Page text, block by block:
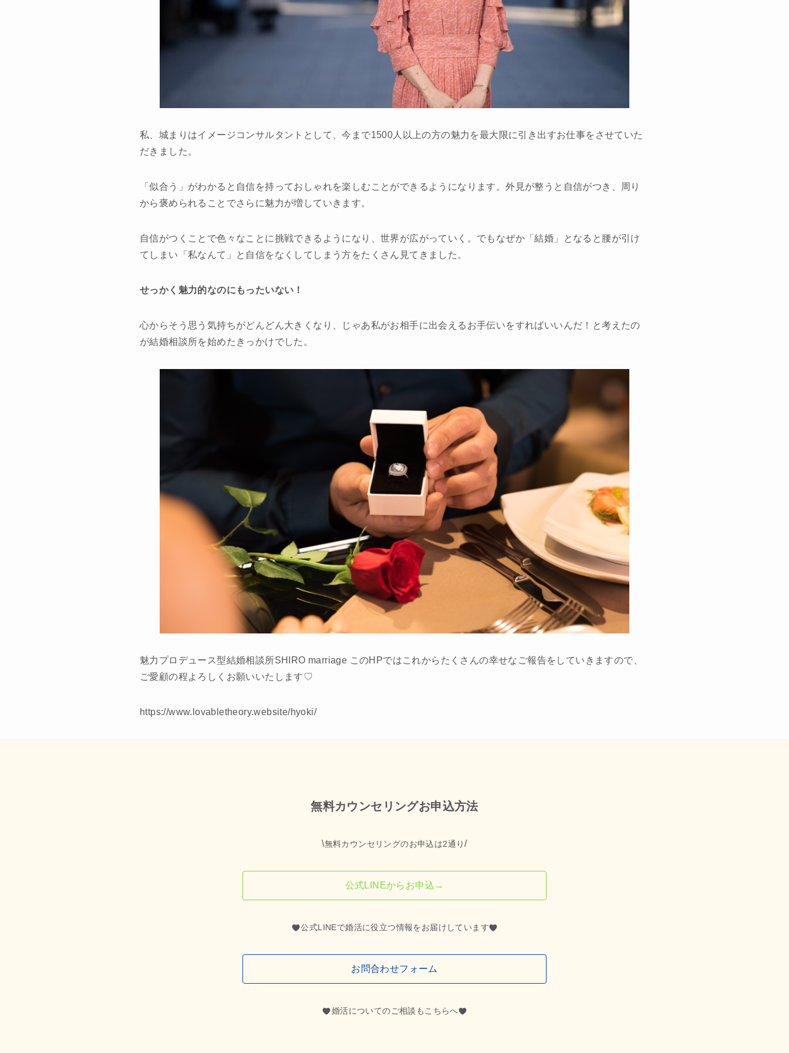
私、城まりはイメージコンサルタントとして、今まで1500人以上の方の魅力を最大限に引き出すお仕事をさせていた
だきました。
「似合う」がわかると自信を持っておしゃれを楽しむことができるようになります。外見が整うと自信がつき、周り
から褒められることでさらに魅力が増していきます。
自信がつくことで色々なことに挑戦できるようになり、世界が広がっていく。でもなぜか「結婚」となると腰が引け
てしまい「私なんて」と自信をなくしてしまう方をたくさん見てきました。
せっかく魅力的なのにもったいない！
心からそう思う気持ちがどんどん大きくなり、じゃあ私がお相手に出会えるお手伝いをすればいいんだ！と考えたの
が結婚相談所を始めたきっかけでした。
魅力プロデュース型結婚相談所SHIRO marriage このHPではこれからたくさんの幸せなご報告をしていきますので、
ご愛顧の程よろしくお願いいたします♡
https://www.lovabletheory.website/hyoki/
無料カウンセリングお申込方法
\無料カウンセリングのお申込は2通り/
公式LINEからお申込→
公式LINEで婚活に役立つ情報をお届けしています
お問合わせフォーム
婚活についてのご相談もこちらへ